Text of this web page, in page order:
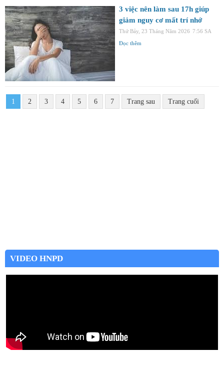
3 việc nên làm sau 17h giúp
giảm nguy cơ mất trí nhớ
Thứ Bảy, 23 Tháng Năm 2026 7:56 SA
Đọc thêm
1 2 3 4 5 6 7 Trang sau Trang cuối
VIDEO HNPD